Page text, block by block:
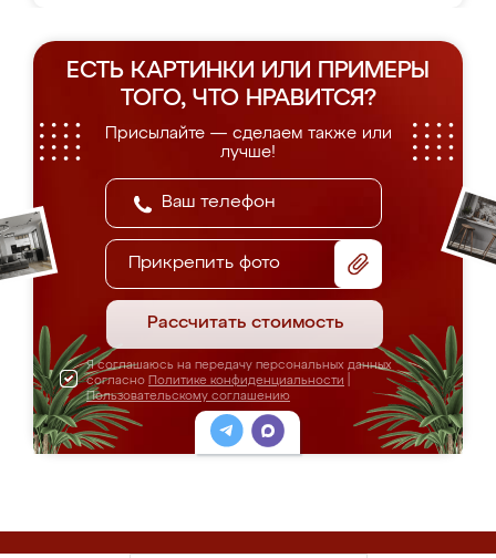
ЕСТЬ КАРТИНКИ ИЛИ ПРИМЕРЫ
ТОГО, ЧТО НРАВИТСЯ?
Присылайте — сделаем также или
лучше!
Прикрепить фото
Рассчитать стоимость
Я соглашаюсь на передачу персональных данных
согласно Политике конфиденциальности
Пользовательскому соглашению